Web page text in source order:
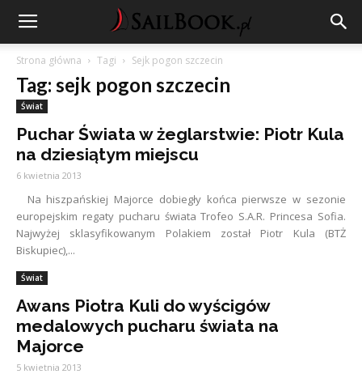
Strona główna Tagi Sejk pogon szczecin
Tag: sejk pogon szczecin
Świat
Puchar Świata w żeglarstwie: Piotr Kula
na dziesiątym miejscu
6 kwietnia 2013
Na hiszpańskiej Majorce dobiegły końca pierwsze w sezonie
europejskim regaty pucharu świata Trofeo S.A.R. Princesa Sofia.
Najwyżej sklasyfikowanym Polakiem został Piotr Kula (BTŻ
Biskupiec),...
Świat
Awans Piotra Kuli do wyścigów
medalowych pucharu świata na
Majorce
5 kwietnia 2013